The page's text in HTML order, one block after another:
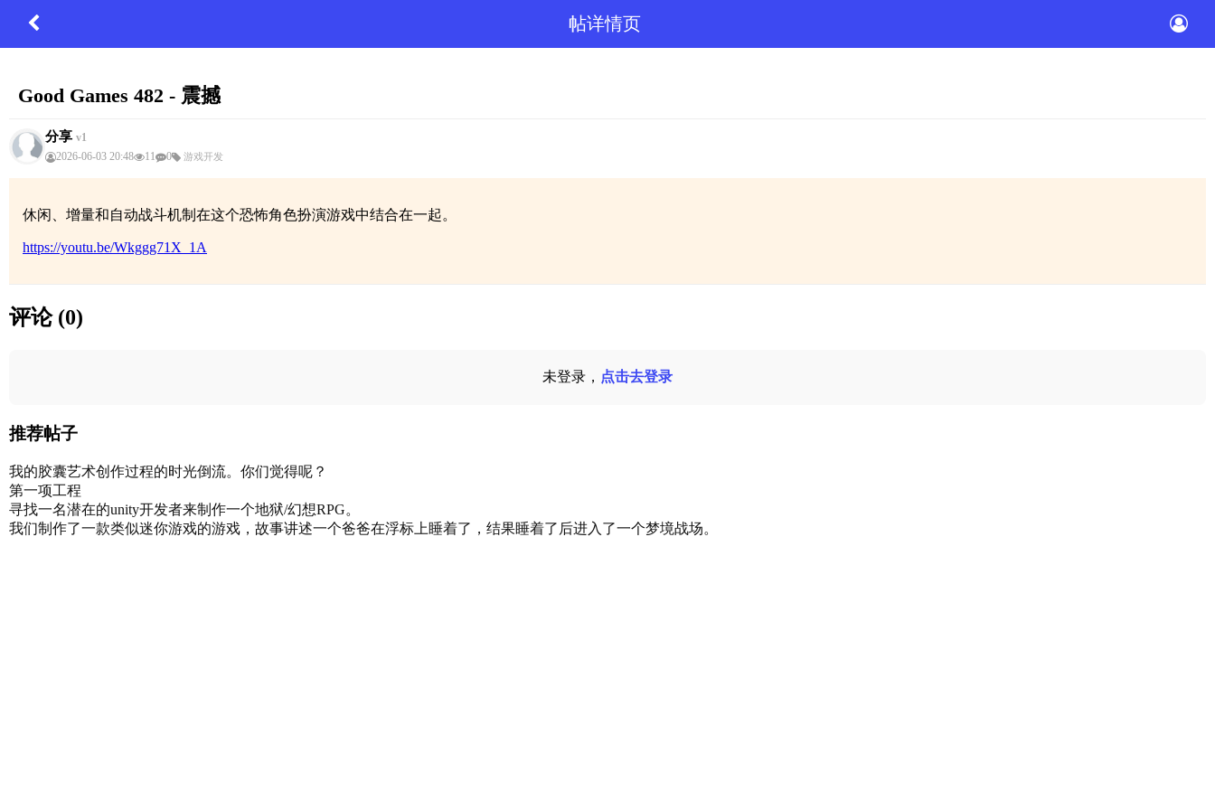
帖详情页
Good Games 482 - 震撼
分享 v1
2026-06-03 20:48
11 0 游戏开发
休闲、增量和自动战斗机制在这个恐怖角色扮演游戏中结合在一起。
https://youtu.be/Wkggg71X_1A
评论 (0)
未登录， 点击去登录
推荐帖子
我的胶囊艺术创作过程的时光倒流。你们觉得呢？
第一项工程
寻找一名潜在的unity开发者来制作一个地狱/幻想RPG。
我们制作了一款类似迷你游戏的游戏，故事讲述一个爸爸在浮标上睡着了，结果睡着了后进入了一个梦境战场。